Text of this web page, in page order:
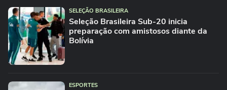
SELEÇÃO BRASILEIRA
Seleção Brasileira Sub-20 inicia
preparação com amistosos diante da
Bolívia
ESPORTES